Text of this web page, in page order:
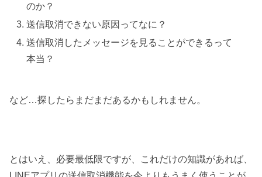
のか？
送信取消できない原因ってなに？
送信取消したメッセージを見ることができるって
本当？
など…探したらまだまだあるかもしれません。
とはいえ、必要最低限ですが、これだけの知識があれば、